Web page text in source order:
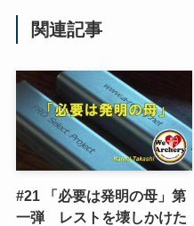
関連記事
#21 「必要は発明の母」第
一弾 レストを壊しかけた